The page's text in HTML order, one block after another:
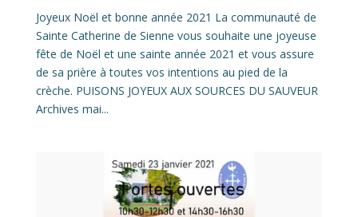
Joyeux Noël et bonne année 2021 La communauté de
Sainte Catherine de Sienne vous souhaite une joyeuse
fête de Noël et une sainte année 2021 et vous assure
de sa prière à toutes vos intentions au pied de la
crèche. PUISONS JOYEUX AUX SOURCES DU SAUVEUR
Archives mai...